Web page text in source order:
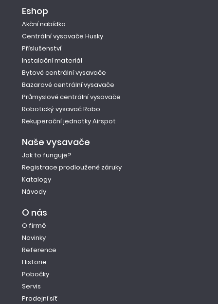
Eshop
Akční nabídka
Centrální vysavače Husky
Příslušenství
Instalační materiál
Bytové centrální vysavače
Bazarové centrální vysavače
Průmyslové centrální vysavače
Robotický vysavač Robo
Rekuperační jednotky Airspot
Naše vysavače
Jak to funguje?
Registrace prodloužené záruky
Katalogy
Návody
O nás
O firmě
Novinky
Reference
Historie
Pobočky
Servis
Prodejní síť